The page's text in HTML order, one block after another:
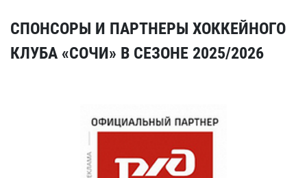
СПОНСОРЫ И ПАРТНЕРЫ ХОККЕЙНОГО
КЛУБА «СОЧИ» В СЕЗОНЕ 2025/2026